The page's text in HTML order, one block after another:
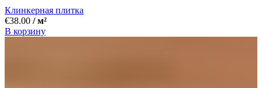
Клинкерная плитка
€38.00 / м²
В корзину